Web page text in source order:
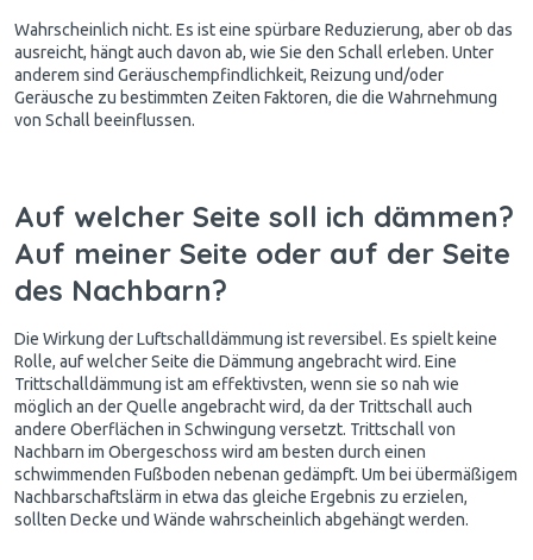
Wahrscheinlich nicht. Es ist eine spürbare Reduzierung, aber ob das
ausreicht, hängt auch davon ab, wie Sie den Schall erleben. Unter
anderem sind Geräuschempfindlichkeit, Reizung und/oder
Geräusche zu bestimmten Zeiten Faktoren, die die Wahrnehmung
von Schall beeinflussen.
Auf welcher Seite soll ich dämmen?
Auf meiner Seite oder auf der Seite
des Nachbarn?
Die Wirkung der Luftschalldämmung ist reversibel. Es spielt keine
Rolle, auf welcher Seite die Dämmung angebracht wird. Eine
Trittschalldämmung ist am effektivsten, wenn sie so nah wie
möglich an der Quelle angebracht wird, da der Trittschall auch
andere Oberflächen in Schwingung versetzt. Trittschall von
Nachbarn im Obergeschoss wird am besten durch einen
schwimmenden Fußboden nebenan gedämpft. Um bei übermäßigem
Nachbarschaftslärm in etwa das gleiche Ergebnis zu erzielen,
sollten Decke und Wände wahrscheinlich abgehängt werden.